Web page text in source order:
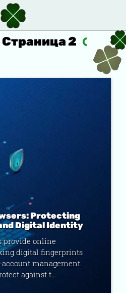
2
Protecting
Digital Identity
provide online
digital fingerprints
management.
against t...